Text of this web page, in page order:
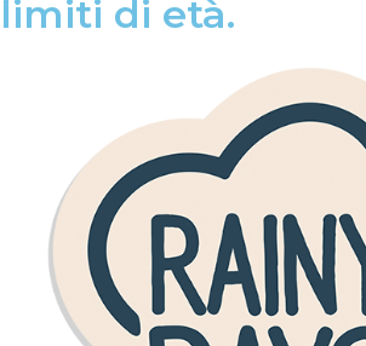
limiti di età.